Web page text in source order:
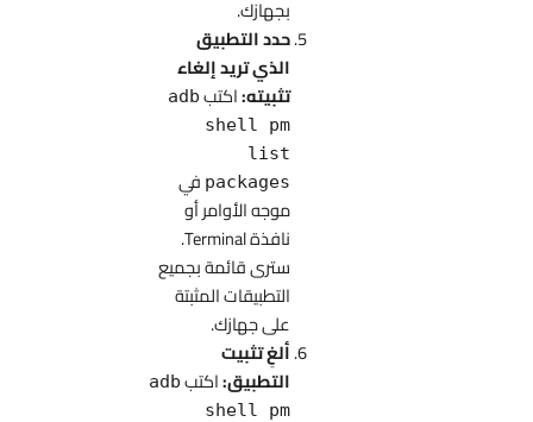
حدد التطبيق
الذي تريد إلغاء
اكتبadb
shell pm
packagesفي
موجه الأوامر أو
نافذة Terminal.
سترى قائمة بجميع
التطبيقات المثبتة
على جهازك.
ألغِ تثبيت
التطبيق:اكتبadb
shell pm